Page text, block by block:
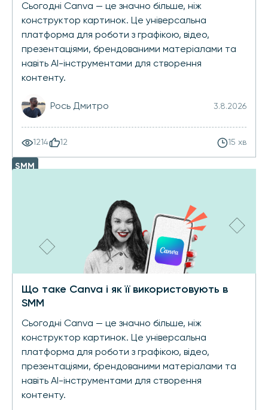
Сьогодні Canva — це значно більше, ніж
конструктор картинок. Це універсальна
платформа для роботи з графікою, відео,
презентаціями, брендованими матеріалами та
навіть AI-інструментами для створення
контенту.
Рось Дмитро 3.8.2026
1214 12 15 хв
SMM
Що таке Canva і як її використовують в
SMM
Сьогодні Canva — це значно більше, ніж
конструктор картинок. Це універсальна
платформа для роботи з графікою, відео,
презентаціями, брендованими матеріалами та
навіть AI-інструментами для створення
контенту.